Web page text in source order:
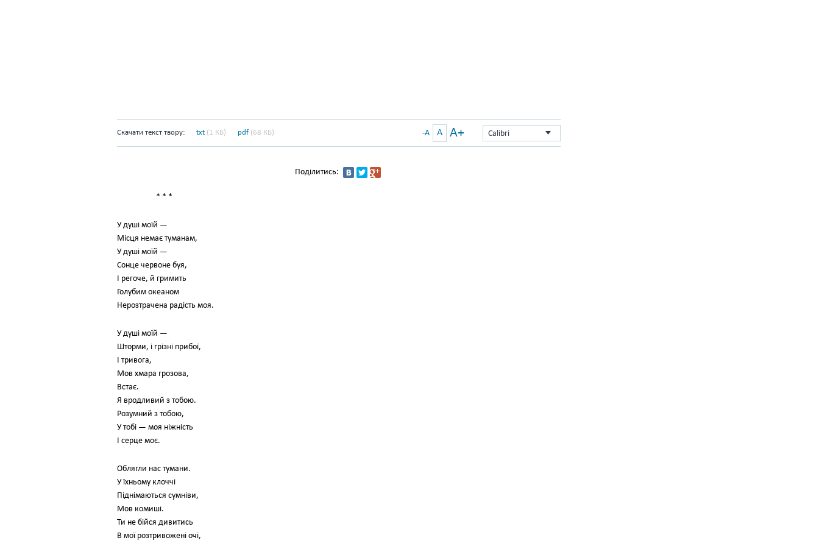
Скачати текст твору: txt (1 КБ) pdf (68 КБ) Calibri
-A A A+
Поділитись:
* * *
У душі моїй —
Місця немає туманам,
У душі моїй —
Сонце червоне буя,
І регоче, й гримить
Голубим океаном
Нерозтрачена радість моя.
У душі моїй —
Шторми, і грізні прибої,
І тривога,
Мов хмара грозова,
Встає.
Я вродливий з тобою.
Розумний з тобою,
У тобі — моя ніжність
І серце моє.
Облягли нас тумани.
У їхньому клоччі
Піднімаються сумніви,
Мов комиші.
Ти не бійся дивитись
В мої розтривожені очі,